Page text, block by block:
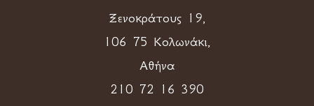
Ξενοκράτους 19,
106 75 Κολωνάκι,
Αθήνα
210 72 16 390